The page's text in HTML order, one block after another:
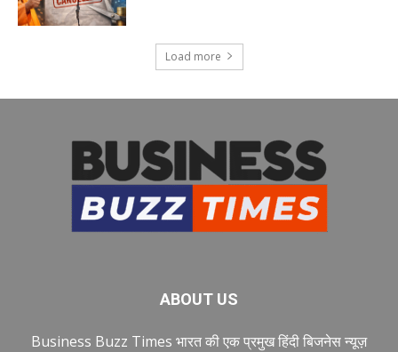
Load more
ABOUT US
Business Buzz Times भारत की एक प्रमुख हिंदी बिजनेस न्यूज़